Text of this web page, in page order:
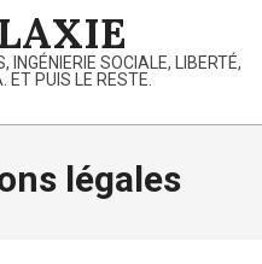
SOCIALE, LIBERTÉ,
PUIS LE RESTE.
légales